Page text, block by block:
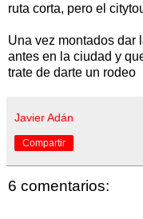
ruta corta, pero el
Una vez montados dar
antes en la ciudad y
trate de darte un rodeo
Javier Adán
Compartir
6 comentarios: